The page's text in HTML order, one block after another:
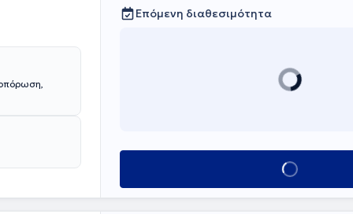
Επόμενη διαθεσιμότητα
Κλείσε ραντεβού